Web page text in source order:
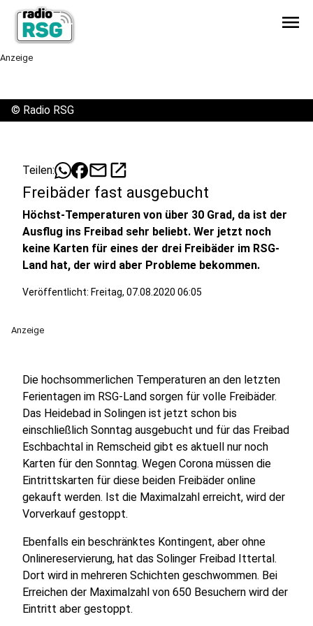
menu
Anzeige
© Radio RSG
Teilen: mailopen_in_new
Freibäder fast ausgebucht
Höchst-Temperaturen von über 30 Grad, da ist der
Ausflug ins Freibad sehr beliebt. Wer jetzt noch
keine Karten für eines der drei Freibäder im RSG-
Land hat, der wird aber Probleme bekommen.
Veröffentlicht: Freitag, 07.08.2020 06:05
Anzeige
Die hochsommerlichen Temperaturen an den letzten
Ferientagen im RSG-Land sorgen für volle Freibäder.
Das Heidebad in Solingen ist jetzt schon bis
einschließlich Sonntag ausgebucht und für das Freibad
Eschbachtal in Remscheid gibt es aktuell nur noch
Karten für den Sonntag. Wegen Corona müssen die
Eintrittskarten für diese beiden Freibäder online
gekauft werden. Ist die Maximalzahl erreicht, wird der
Vorverkauf gestoppt.
Ebenfalls ein beschränktes Kontingent, aber ohne
Onlinereservierung, hat das Solinger Freibad Ittertal.
Dort wird in mehreren Schichten geschwommen. Bei
Erreichen der Maximalzahl von 650 Besuchern wird der
Eintritt aber gestoppt.